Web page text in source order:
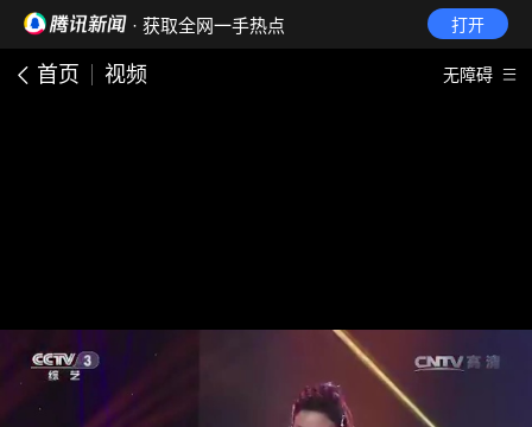
· 获取全网一手热点 打开
首页 视频 无障碍